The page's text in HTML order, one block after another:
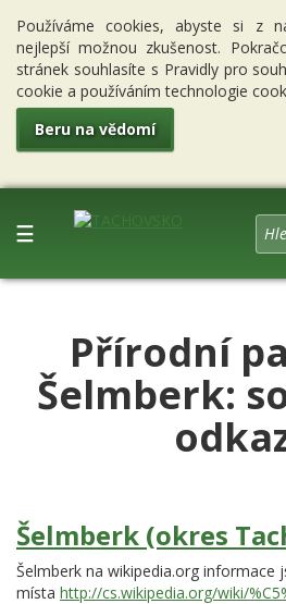
Používáme cookies, abyste si z
nejlepší možnou zkušenost.
stránek souhlasíte s Pravidly pro
cookie a používáním technologie
Beru na vědomí
☰
Přírodní
Šelmberk:
Šelmberk (okres
Šelmberk na wikipedia.org informace
místa http://cs.wikipedia.org/wiki/